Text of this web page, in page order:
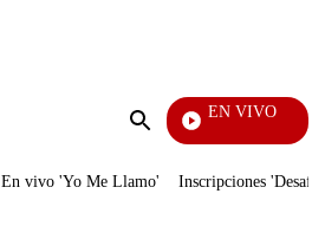
Enviar
EN VIVO
Día
En vivo 'Yo Me Llamo' Inscripciones